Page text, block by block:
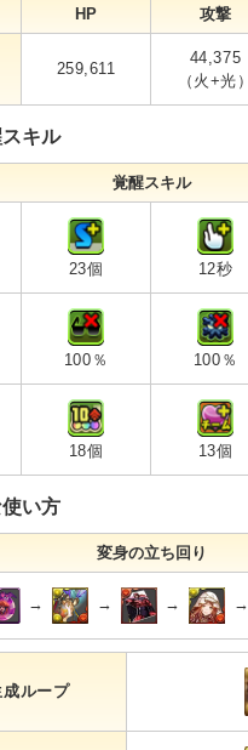
HP 攻撃
259,611
44,375
（火+光）
キル
覚醒スキル
23個 12秒
100％ 100％
18個 13個
い方
変身の立ち回り
→ → → →
ループ